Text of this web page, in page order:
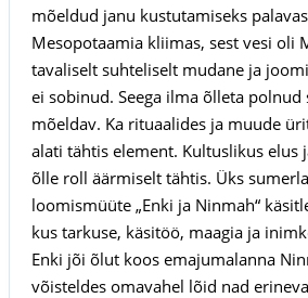
mõeldud janu kustutamiseks
Mesopotaamia kliimas, sest vesi oli
tavaliselt suhteliselt mudane ja
ei sobinud. Seega ilma õlleta polnud
mõeldav. Ka rituaalides ja muude
alati tähtis element. Kultuslikus elus
õlle roll äärmiselt tähtis. Üks
loomismüüte „Enki ja Ninmah“
kus tarkuse, käsitöö, maagia ja
Enki jõi õlut koos emajumalanna
võisteldes omavahel lõid nad